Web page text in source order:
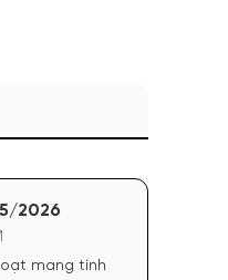
2026
mang tính